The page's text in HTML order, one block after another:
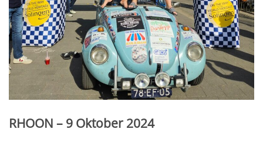
RHOON – 9 Oktober 2024